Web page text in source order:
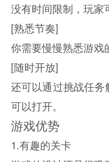
没有时间限制，玩家
[熟悉节奏]
你需要慢慢熟悉游戏
[随时开放]
还可以通过挑战任
可以打开。
游戏优势
1.有趣的关卡